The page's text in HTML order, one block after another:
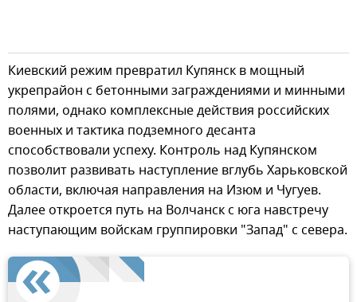
Киевский режим превратил Купянск в мощный
укрепрайон с бетонными заграждениями и минными
полями, однако комплексные действия российских
военных и тактика подземного десанта
способствовали успеху. Контроль над Купянском
позволит развивать наступление вглубь Харьковской
области, включая направления на Изюм и Чугуев.
Далее откроется путь на Волчанск с юга навстречу
наступающим войскам группировки "Запад" с севера.